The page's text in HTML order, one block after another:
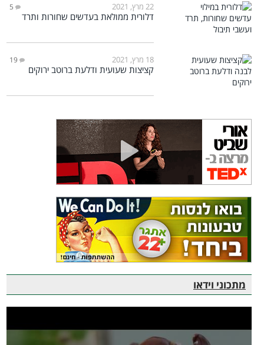
22 מרץ, 2021 5
דלורית ממולאת בעדשים שחורות ותרד
18 מרץ, 2021 19
קציצות שעועית ודלעת ברוטב ירוקים
מתכוני וידאו